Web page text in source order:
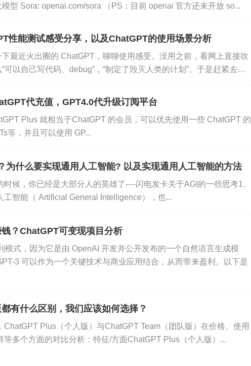
型 Sora: openai.com/sora （PS：目前 openai 官方还未开放 so...
性能测试感受分享，以及ChatGPT的使用场景分析
最近火出圈的 ChatGPT，聊聊使用感受。没用之前，看网上直接吹
可以自己写代码、debug”，“制定了毁灭人类的计划”。于是赶紧去试
代充值，GPT4.0代升级订阅平台
Plus 就相当于ChatGPT 的会员，可以优先使用一些 ChatGPT 的
等，并且可以使用 GP...
为什么要实现通用人工智能? 以及实现通用人工智能的方法
候，你已经是大部分人的英雄了----闪电发卡关于AGI的一些思考1、
智能（ Artificial General Intelligence），也...
？ChatGPT可变现项目分析
模式，因为它是由 OpenAI 开发并公开发布的一个自然语言生成模
3 可以作为一个关键技术与商业应用结合，从而带来盈利。以下是
有什么区别，我们应该如何选择？
Plus（个人版）与ChatGPT Team（团队版）在价格、使用
多个方面的对比分析：特征/方面ChatGPT Plus（个人版）...